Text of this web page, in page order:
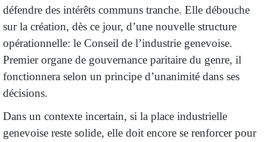
défendre des intérêts communs tranche. Elle débouche
sur la création, dès ce jour, d’une nouvelle structure
opérationnelle: le Conseil de l’industrie genevoise.
Premier organe de gouvernance paritaire du genre, il
fonctionnera selon un principe d’unanimité dans ses
décisions.
Dans un contexte incertain, si la place industrielle
genevoise reste solide, elle doit encore se renforcer pour